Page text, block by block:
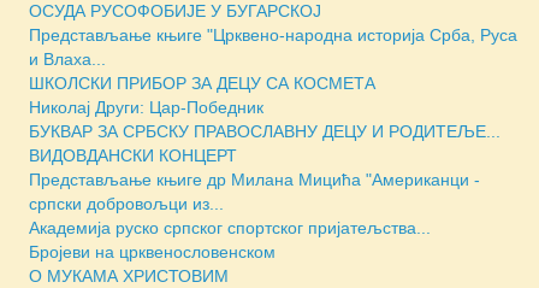
ОСУДА РУСОФОБИЈЕ У БУГАРСКОЈ
Представљање књиге "Црквено-народна историја Срба, Руса
и Влаха...
ШКОЛСКИ ПРИБОР ЗА ДЕЦУ СА КОСМЕТА
Николај Други: Цар-Победник
БУКВАР ЗА СРБСКУ ПРАВОСЛАВНУ ДЕЦУ И РОДИТЕЉЕ...
ВИДОВДАНСКИ КОНЦЕРТ
Представљање књиге др Милана Мицића "Американци -
српски добровољци из...
Академија руско српског спортског пријатељства...
Бројеви на црквенословенском
О МУКАМА ХРИСТОВИМ